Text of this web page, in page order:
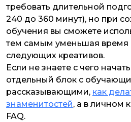
требовать длительной
240 до 360 минут), но при
обучения вы сможете
тем самым уменьшая время
следующих креативов.
Если не знаете с чего
отдельный блок с
рассказывающими, как
знаменитостей, а в личном
FAQ.